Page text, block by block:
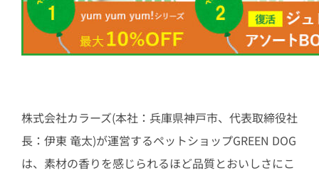
株式会社カラーズ(本社：兵庫県神戸市、代表取締役社
長：伊東 竜太)が運営するペットショップGREEN DOG
は、素材の香りを感じられるほど品質とおいしさにこ